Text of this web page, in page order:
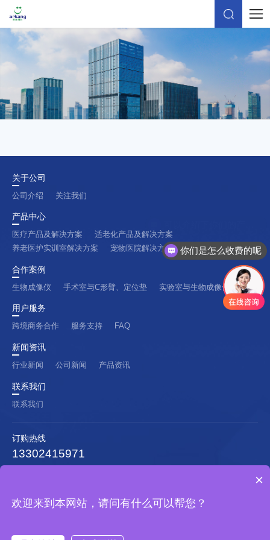
关于公司
公司介绍
关注我们
产品中心
医疗产品及解决方案
适老化产品及解决方案
养老医护实训室解决方案
宠物医院解决方案
合作案例
生物成像仪
手术室与C形臂、定位垫 实验室与生物成像仪
用户服务
跨境商务合作
服务支持 FAQ
新闻资讯
行业新闻
公司新闻 产品资讯
联系我们
联系我们
订购热线
13302415971
你们是怎么收费的呢
×
欢迎来到本网站，请问有什么可以帮您？